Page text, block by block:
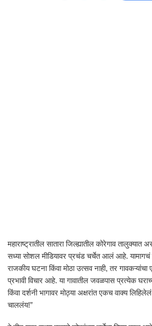
महाराष्ट्रातील सातारा जिल्ह्यातील कोरेगाव
सध्या सोशल मीडियावर प्रचंड चर्चेत आलं आहे.
राजकीय घटना किंवा मोठा उत्सव नाही, तर
प्रभावी विचार आहे. या गावातील जवळपास प्रत्येक
किंवा दर्शनी भागावर मोठ्या अक्षरांत एकच वाक्य
चाललंय!”